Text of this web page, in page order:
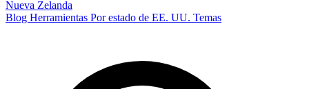
Nueva Zelanda
Blog Herramientas Por estado de EE. UU. Temas